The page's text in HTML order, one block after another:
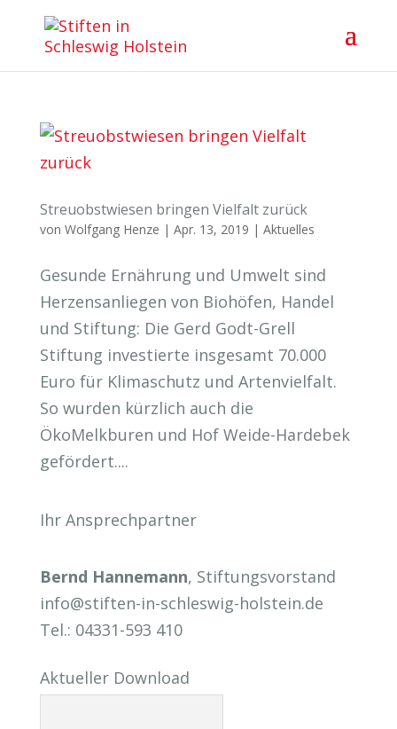
Streuobstwiesen bringen Vielfalt zurück
von Wolfgang Henze | Apr. 13, 2019 | Aktuelles
Gesunde Ernährung und Umwelt sind
Herzensanliegen von Biohöfen, Handel
und Stiftung: Die Gerd Godt-Grell
Stiftung investierte insgesamt 70.000
Euro für Klimaschutz und Artenvielfalt.
So wurden kürzlich auch die
ÖkoMelkburen und Hof Weide-Hardebek
gefördert....
Ihr Ansprechpartner
Bernd Hannemann, Stiftungsvorstand
info@stiften-in-schleswig-holstein.de
Tel.: 04331-593 410
Aktueller Download